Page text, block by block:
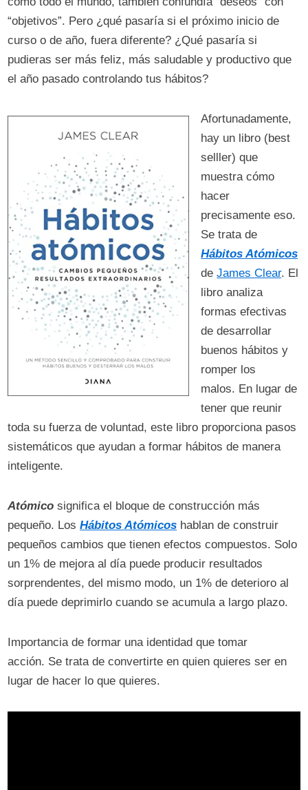
“objetivos”. Pero ¿qué pasaría si el próximo inicio de
curso o de año, fuera diferente? ¿Qué pasaría si
pudieras ser más feliz, más saludable y productivo que
el año pasado controlando tus hábitos?
Afortunadamente,
hay un libro (best
selller) que
muestra cómo
hacer
precisamente eso.
Se trata de
Hábitos Atómicos
deJames Clear. El
libro analiza
formas efectivas
de desarrollar
buenos hábitos y
romper los
malos. En lugar de
tener que reunir
toda su fuerza de voluntad, este libro proporciona pasos
sistemáticos que ayudan a formar hábitos de manera
inteligente.
Atómico significa el bloque de construcción más
pequeño. LosHábitos Atómicos hablan de construir
pequeños cambios que tienen efectos compuestos. Solo
un 1% de mejora al día puede producir resultados
sorprendentes, del mismo modo, un 1% de deterioro al
día puede deprimirlo cuando se acumula a largo plazo.
Importancia de formar una identidad que tomar
acción. Se trata de convertirte en quien quieres ser en
lugar de hacer lo que quieres.